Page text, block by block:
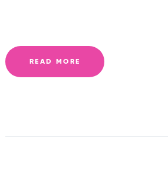
READ MORE